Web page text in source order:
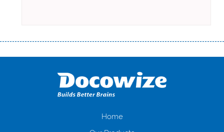
оформляти кредит в банку, значить Вам добре знайомі незручності
загальна тривалість процесу, втрата особистого часу і багато-багато
іншого. Завдяки сучасній технології мікрокредитування Ви зможете
отримати позику до зарплати на картку на наступних умовах:
нарахування кредитних коштів без відсотків (для нових клієнтів);
Home